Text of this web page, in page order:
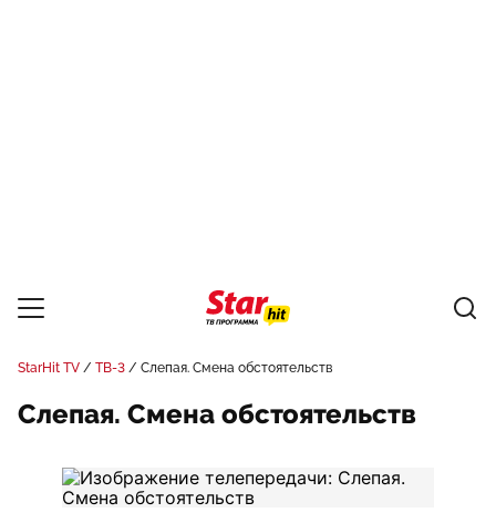
StarHit TV ТВ-3 Слепая. Смена обстоятельств
Слепая. Смена обстоятельств